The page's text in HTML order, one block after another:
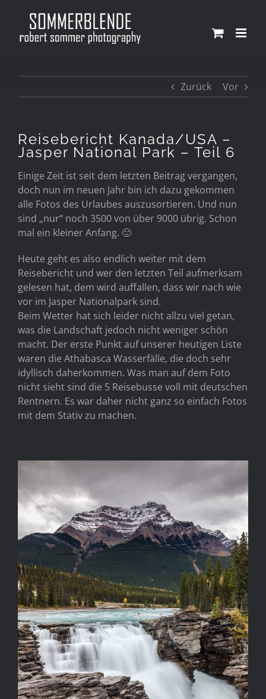
springen
Zurück Vor
Reisebericht Kanada/USA –
Jasper National Park – Teil 6
Einige Zeit ist seit dem letzten Beitrag vergangen,
doch nun im neuen Jahr bin ich dazu gekommen
alle Fotos des Urlaubes auszusortieren. Und nun
sind „nur“ noch 3500 von über 9000 übrig. Schon
mal ein kleiner Anfang. 🙂
Heute geht es also endlich weiter mit dem
Reisebericht und wer den letzten Teil aufmerksam
gelesen hat, dem wird auffallen, dass wir nach wie
vor im Jasper Nationalpark sind.
Beim Wetter hat sich leider nicht allzu viel getan,
was die Landschaft jedoch nicht weniger schön
macht. Der erste Punkt auf unserer heutigen Liste
waren die Athabasca Wasserfälle, die doch sehr
idyllisch daherkommen. Was man auf dem Foto
nicht sieht sind die 5 Reisebusse voll mit deutschen
Rentnern. Es war daher nicht ganz so einfach Fotos
mit dem Stativ zu machen.